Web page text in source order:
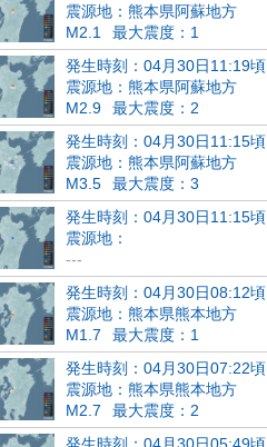
震源地：熊本県阿蘇地方
M2.1
最大震度：1
発生時刻：04月30日11:19頃
震源地：熊本県阿蘇地方
M2.9
最大震度：2
発生時刻：04月30日11:15頃
震源地：熊本県阿蘇地方
M3.5
最大震度：3
発生時刻：04月30日11:15頃
震源地：
---
発生時刻：04月30日08:12頃
震源地：熊本県熊本地方
M1.7
最大震度：1
発生時刻：04月30日07:22頃
震源地：熊本県熊本地方
M2.7
最大震度：2
発生時刻：04月30日05:49頃